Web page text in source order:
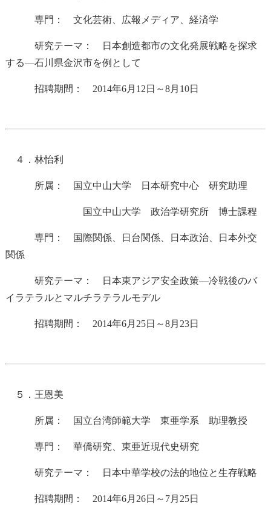
専門： 文化芸術、広報メディア、経済学
研究テーマ： 日本創造都市の文化発展戦略を探求
する―石川県金沢市を例として
招聘期間： 2014年6月12日～8月10日
４．林怡利
所属： 国立中山大学 日本研究中心 研究助理
国立中山大学 政治学研究所 博士課程
専門： 国際関係、日台関係、日本政治、日本外交
関係
研究テーマ： 日本東アジア安全政策―冷戦後のバ
イラテラルとマルチラテラルモデル
招聘期間： 2014年6月25日～8月23日
５．王恩美
所属： 国立台湾師範大学 東亜学系 助理教授
専門： 華僑研究、東亜近現代史研究
研究テーマ： 日本中華学校の法的地位と生存戦略
招聘期間： 2014年6月26日～7月25日